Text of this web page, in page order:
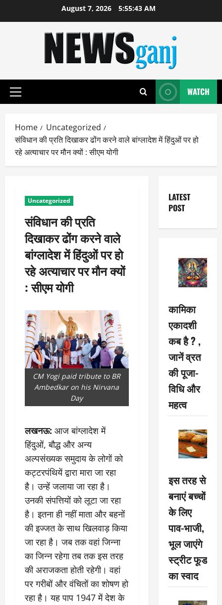
August 7, 2026 5:55:44 AM
Primary
WATCH
Home
Uncategorized
संविधान की प्रति दिखाकर ढोंग करने वाले बांग्लादेश में हिंदुओं पर हो
रहे अत्याचार पर मौन क्यों : सीएम योगी
Uncategorized
संविधान की प्रति
दिखाकर ढोंग करने वाले
बांग्लादेश में हिंदुओं पर हो
रहे अत्याचार पर मौन क्यों
: सीएम योगी
CM Yogi paid tribute to BR
Ambedkar on his Nirvana
Day
लखनऊ: आज बांग्लादेश में
हिंदुओं, बौद्ध और अन्य
अल्पसंख्यक समुदाय के लोगाें को
कट्टरपंथियें द्वारा मारा जा रहा
है। उन्हें जलाया जा रहा है।
उनकी संपत्तियों को लूटा जा रहा
है। इतना ही नहीं माता और बहनों
की इज्जत के साथ खिलवाड़ किया
जा रहा है। जब तक वहां जिन्ना
का जिन्न रहेगा तब तक इस तरह
की अराजकता होती रहेगी। वहां
पर गरीबों और वंचितों का शोषण हो
रहा है। यह पाप 1947 में देश के
LATEST
POST
कामिका
एकादशी
कब है ? ,
जानें व्रत
की पूजा-
विधि और
महत्व
इस तरह से
बनाएं बच्चों
के लिए
पाव-भाजी,
भूल जाएंगे
स्ट्रीट फूड
का स्वाद